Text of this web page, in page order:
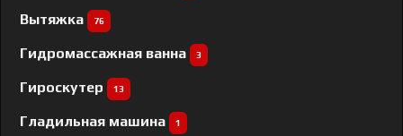
Вытяжка 76
Гидромассажная ванна 3
Гироскутер 13
Гладильная машина 1